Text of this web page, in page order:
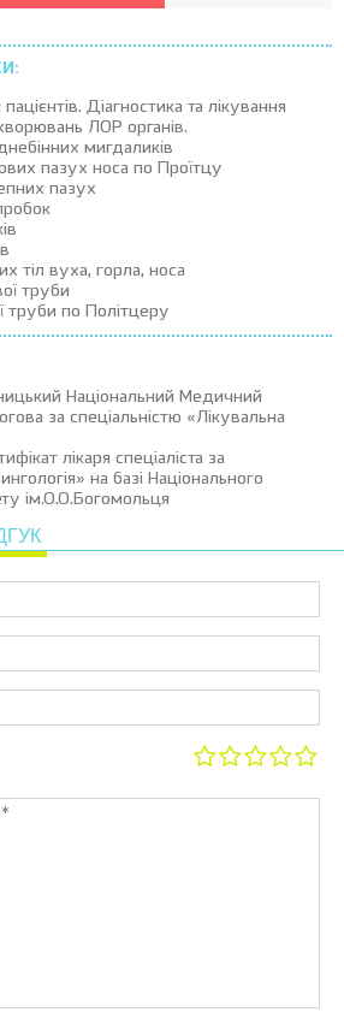
Діагностика та лікування
ЛОР органів.
мигдаликів
пазух носа по Проїтцу
пазух
тіл вуха, горла, носа
труби
труби по Політцеру
Національний Медичний
за спеціальністю «Лікувальна
лікаря спеціаліста за
на базі Національного
ім.О.О.Богомольця